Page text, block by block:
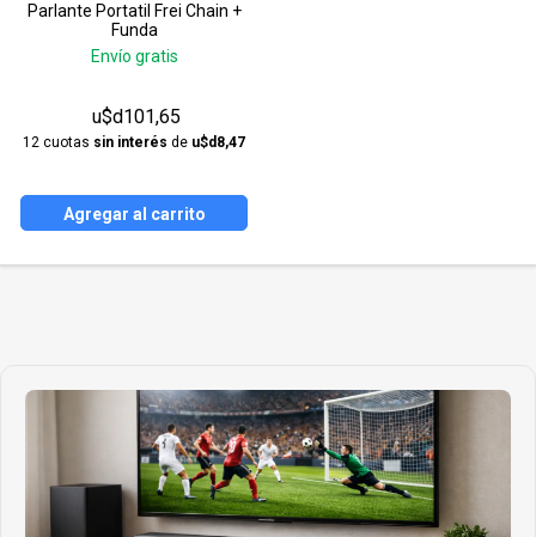
Parlante Portatil Frei Chain +
Funda
Envío gratis
u$d101,65
12 cuotas sin interés de u$d8,47
Agregar al carrito